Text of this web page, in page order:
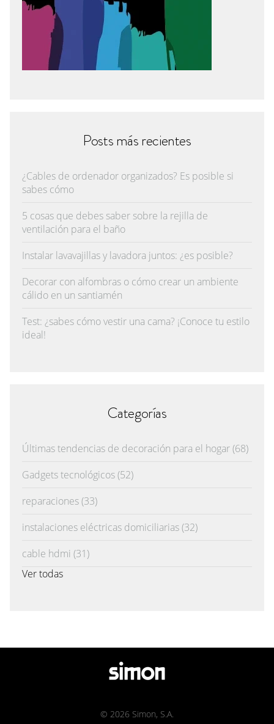
Posts más recientes
¿Cables de ordenador organizados? Es posible si
sabes cómo
5 cosas que debes saber sobre la rejilla de
ventilación para el baño
Instalar lavavajillas y lavadora juntos: ¿es posible?
Decorar con alfombras o cómo crear un ambiente
cálido en un santiamén
Test: ¿sabes cómo vestir una cama? ¡Conoce tu estilo
ideal!
Categorías
Últimas tendencias de decoración para el hogar(68)
Gadgets tecnológicos(52)
reparaciones(33)
instalaciones eléctricas domiciliarias(32)
cable hdmi (31)
Ver todas
© 2026 Simon, S.A.